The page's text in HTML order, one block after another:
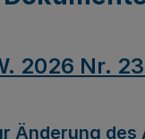
2026 Nr.
Änderung